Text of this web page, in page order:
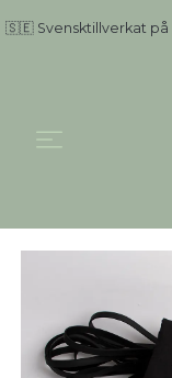
🇸🇪 Svensktillverkat på